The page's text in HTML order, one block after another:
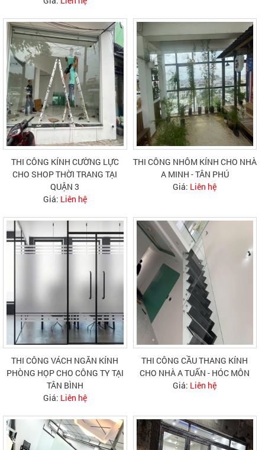
THI CÔNG KÍNH CƯỜNG LỰC
CHO SHOP THỜI TRANG TẠI
QUẬN 3
Giá: Liên hệ
THI CÔNG NHÔM KÍNH CHO NHÀ
A MINH - TÂN PHÚ
Giá: Liên hệ
THI CÔNG VÁCH NGĂN KÍNH
PHÒNG HỌP CHO CÔNG TY TẠI
TÂN BÌNH
Giá: Liên hệ
THI CÔNG CẦU THANG KÍNH
CHO NHÀ A TUẤN - HÓC MÔN
Giá: Liên hệ